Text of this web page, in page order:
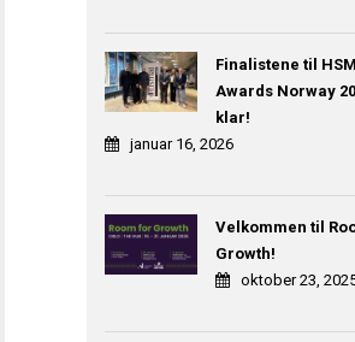
Finalistene til
Awards Norway
klar!
januar 16, 2026
Velkommen til
Growth!
oktober 23,